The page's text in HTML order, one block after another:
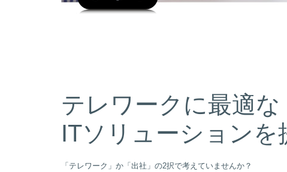
テレワークに最適な
ITソリューションを
「テレワーク」か「出社」の2択で考えていませんか？